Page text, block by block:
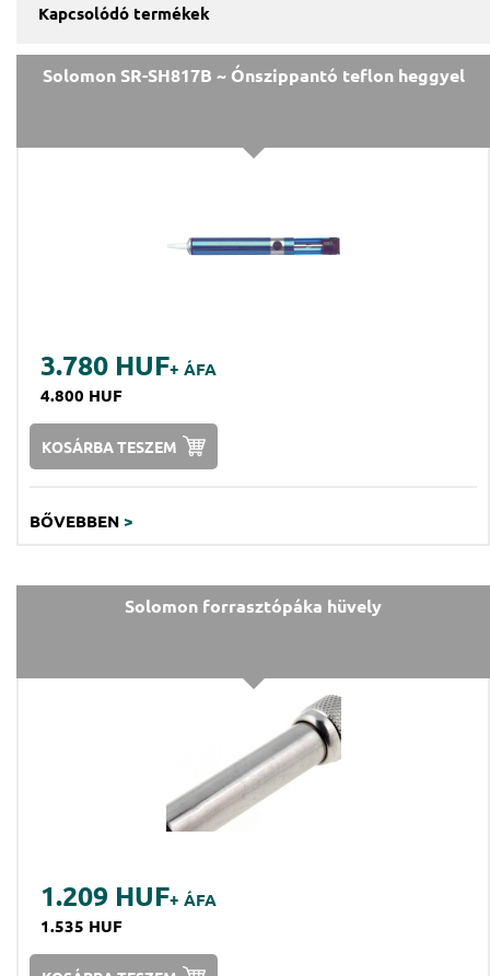
Kapcsolódó termékek
Solomon SR-SH817B ~ Ónszippantó teflon heggyel
3.780 HUF+ ÁFA
4.800 HUF
KOSÁRBA TESZEM
BŐVEBBEN >
Solomon forrasztópáka hüvely
1.209 HUF+ ÁFA
1.535 HUF